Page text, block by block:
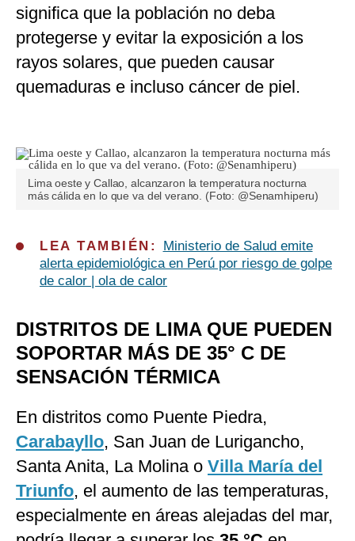
significa que la población no deba
protegerse y evitar la exposición a los
rayos solares, que pueden causar
quemaduras e incluso cáncer de piel.
Lima oeste y Callao, alcanzaron la temperatura nocturna
más cálida en lo que va del verano. (Foto: @Senamhiperu)
LEA TAMBIÉN:
Ministerio de Salud emite
alerta epidemiológica en Perú por riesgo de golpe
de calor | ola de calor
DISTRITOS DE LIMA QUE PUEDEN
SOPORTAR MÁS DE 35° C DE
SENSACIÓN TÉRMICA
En distritos como Puente Piedra,
Carabayllo, San Juan de Lurigancho,
Santa Anita, La Molina o Villa María del
Triunfo, el aumento de las temperaturas,
especialmente en áreas alejadas del mar,